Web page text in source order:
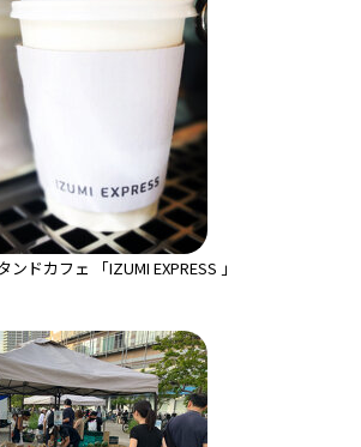
ンドカフェ 「IZUMI EXPRESS 」